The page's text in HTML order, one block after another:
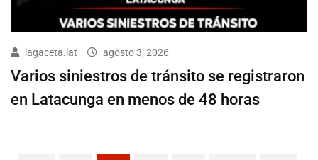
lagaceta.lat agosto 3, 2026
Varios siniestros de tránsito se registraron
en Latacunga en menos de 48 horas